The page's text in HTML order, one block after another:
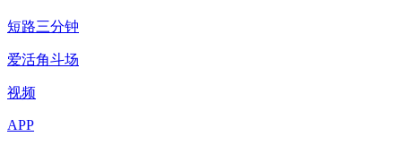
短路三分钟
爱活角斗场
视频
APP